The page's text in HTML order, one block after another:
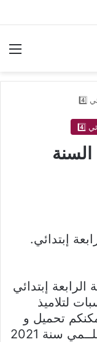
4️⃣
إبتدائي.
إبتدائي
لتلاميذ
تحميل و
طباعة الإمتحانات مادة الإيقاظ العلــمي سنة 2021